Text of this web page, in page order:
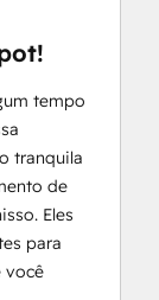
tempo
tranquila
de
Eles
para
você